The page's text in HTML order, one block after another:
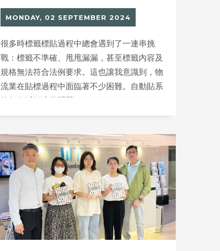
MONDAY, 02 SEPTEMBER 2024
很多時標籤標貼過程中總會遇到了一連串挑
戰：標籤不準確、甩甩漏漏，甚至標籤內容及
規格無法符合法例要求。這也讓我意識到，物
流業在貼標過程中面臨著不少困難。自動貼系